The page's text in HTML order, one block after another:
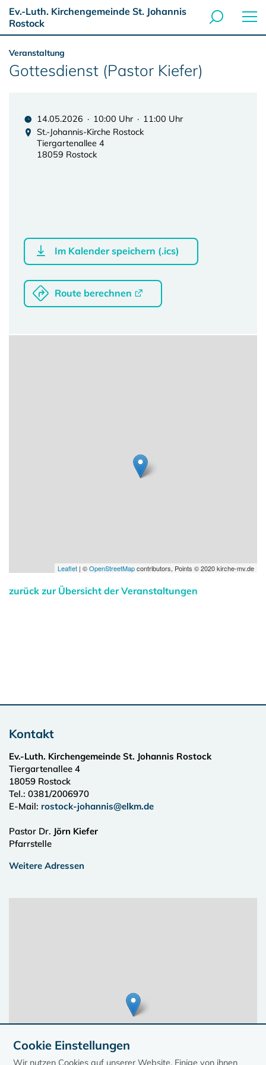
Ev.-Luth. Kirchengemeinde St. Johannis
Rostock
Veranstaltung
Gottesdienst (Pastor Kiefer)
14.05.2026 · 10:00 Uhr · 11:00 Uhr
St.-Johannis-Kirche Rostock
Tiergartenallee 4
18059 Rostock
Im Kalender speichern (.ics)
Route berechnen
Leaflet | ©OpenStreetMapcontributors, Points © 2020 kirche-mv.de
zurück zur Übersicht der Veranstaltungen
Kontakt
Ev.-Luth. Kirchengemeinde St. Johannis Rostock
Tiergartenallee 4
18059 Rostock
Tel.: 0381/2006970
E-Mail: rostock-johannis@elkm.de
Pastor Dr. Jörn Kiefer
Pfarrstelle
Weitere Adressen
Cookie Einstellungen
Wir nutzen Cookies auf unserer Website. Einige von ihnen